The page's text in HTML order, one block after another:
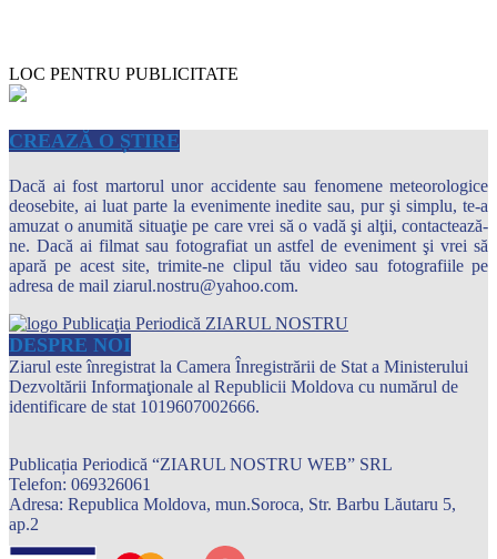
LOC PENTRU PUBLICITATE
CREAZĂ O ȘTIRE
Dacă ai fost martorul unor accidente sau fenomene meteorologice
deosebite, ai luat parte la evenimente inedite sau, pur şi simplu, te-a
amuzat o anumită situaţie pe care vrei să o vadă şi alţii, contactează-
ne. Dacă ai filmat sau fotografiat un astfel de eveniment şi vrei să
apară pe acest site, trimite-ne clipul tău video sau fotografiile pe
adresa de mail ziarul.nostru@yahoo.com.
DESPRE NOI
Ziarul este înregistrat la Camera Înregistrării de Stat a Ministerului
Dezvoltării Informaţionale al Republicii Moldova cu numărul de
identificare de stat 1019607002666.
Publicația Periodică “ZIARUL NOSTRU WEB” SRL
Telefon: 069326061
Adresa: Republica Moldova, mun.Soroca, Str. Barbu Lăutaru 5,
ap.2